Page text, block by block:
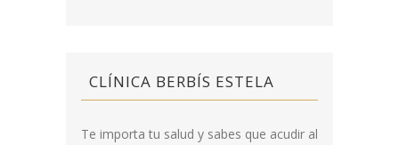
CLÍNICA BERBÍS ESTELA
Te importa tu salud y sabes que acudir al